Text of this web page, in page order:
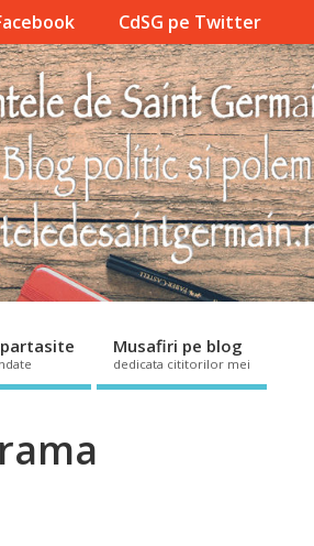
CdSG pe Twitter
Musafiri pe blog
dedicata cititorilor mei